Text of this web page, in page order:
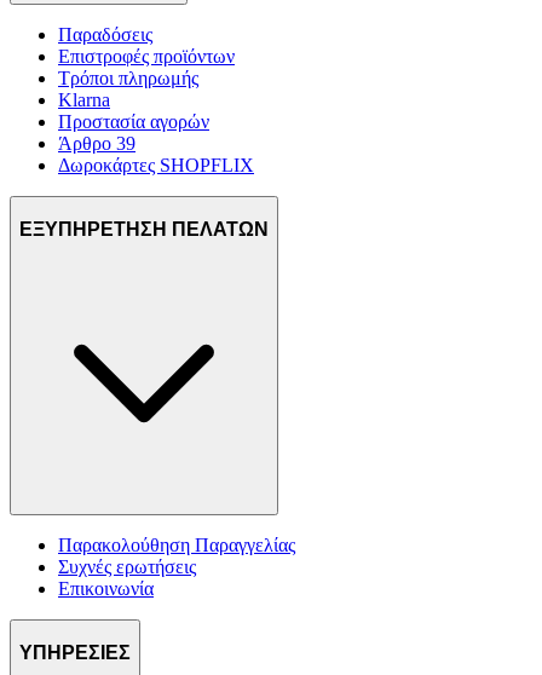
Παραδόσεις
Επιστροφές προϊόντων
Τρόποι πληρωμής
Klarna
Προστασία αγορών
Άρθρο 39
Δωροκάρτες SHOPFLIX
ΕΞΥΠΗΡΕΤΗΣΗ ΠΕΛΑΤΩΝ
Παρακολούθηση Παραγγελίας
Συχνές ερωτήσεις
Επικοινωνία
ΥΠΗΡΕΣΙΕΣ